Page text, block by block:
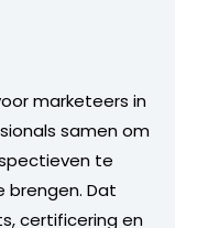
marketeers in
samen om
te
brengen. Dat
certificering en